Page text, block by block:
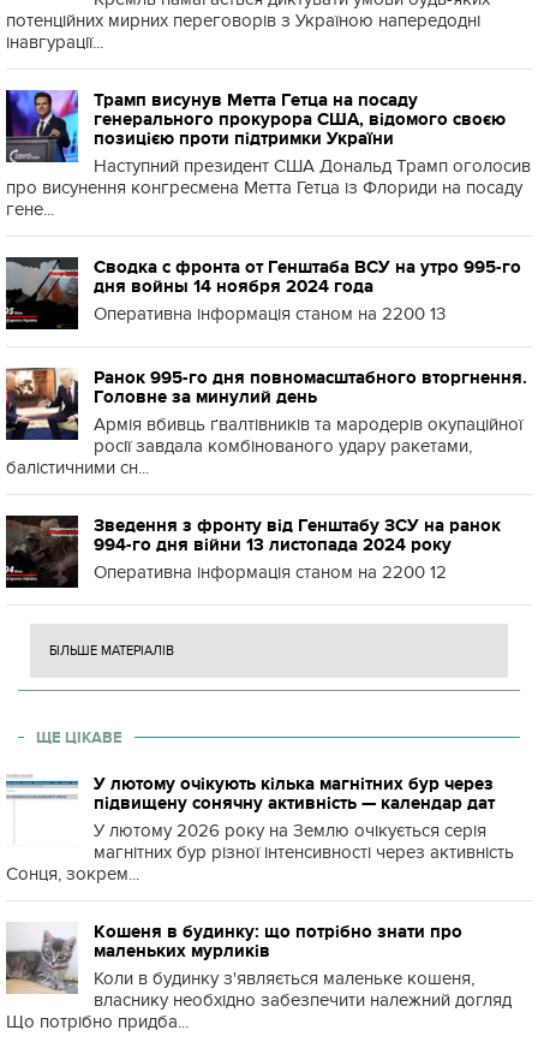
потенційних мирних переговорів з Україною напередодні
інавгурації...
Трамп висунув Метта Гетца на посаду
генерального прокурора США, відомого своєю
позицією проти підтримки України
Наступний президент США Дональд Трамп оголосив
про висунення конгресмена Метта Гетца із Флориди на посаду
гене...
Сводка с фронта от Генштаба ВСУ на утро 995-го
дня войны 14 ноября 2024 года
Оперативна інформація станом на 2200 13
Ранок 995-го дня повномасштабного вторгнення.
Головне за минулий день
Армія вбивць ґвалтівників та мародерів окупаційної
росії завдала комбінованого удару ракетами,
балістичними сн...
Зведення з фронту від Генштабу ЗСУ на ранок
994-го дня війни 13 листопада 2024 року
Оперативна інформація станом на 2200 12
БІЛЬШЕ МАТЕРІАЛІВ
ЩЕ ЦІКАВЕ
У лютому очікують кілька магнітних бур через
підвищену сонячну активність — календар дат
У лютому 2026 року на Землю очікується серія
магнітних бур різної інтенсивності через активність
Сонця, зокрем...
Кошеня в будинку: що потрібно знати про
маленьких мурликів
Коли в будинку з'являється маленьке кошеня,
власнику необхідно забезпечити належний догляд
Що потрібно придба...